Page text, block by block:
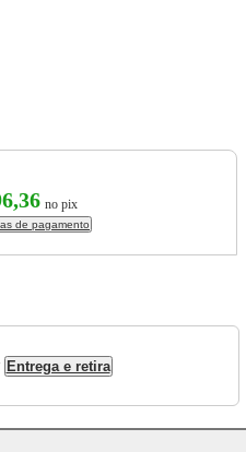
no pix
de pagamento
Entrega e retira